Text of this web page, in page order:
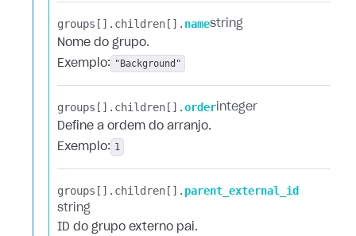
groups[].​ children[].​ namestring
Nome do grupo.
Exemplo: "Background"
groups[].​ children[].​order integer
Define a ordem do arranjo.
Exemplo: 1
groups[].​ children[].​ parent_external_id
string
ID do grupo externo pai.